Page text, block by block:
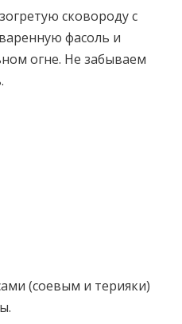
сковороду с
фасоль и
огне. Не забываем
(соевым и терияки)